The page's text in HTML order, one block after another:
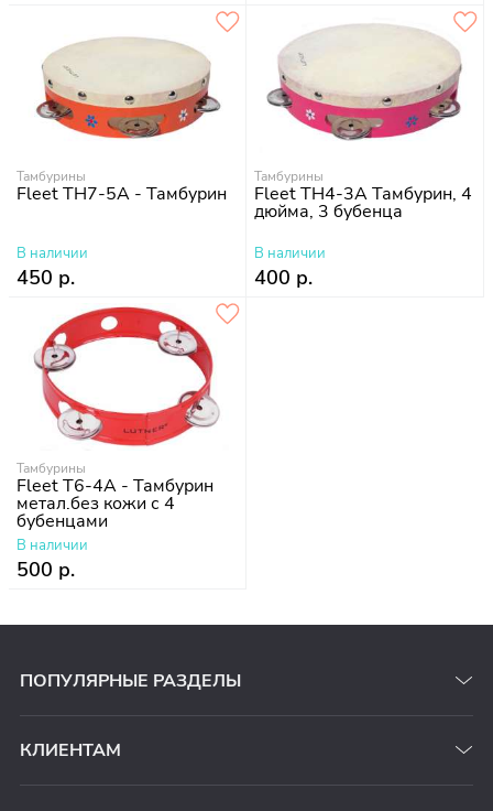
Тамбурины
Fleet TH7-5A - Тамбурин
В наличии
450 р.
Тамбурины
Fleet TH4-3A Тамбурин, 4
дюйма, 3 бубенца
В наличии
400 р.
Тамбурины
Fleet T6-4A - Тамбурин
метал.без кожи с 4
бубенцами
В наличии
500 р.
ПОПУЛЯРНЫЕ РАЗДЕЛЫ
КЛИЕНТАМ